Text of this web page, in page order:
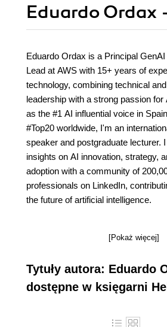
Eduardo Ordax
Eduardo Ordax is a Principal
Lead at AWS with 15+ years of
technology, combining technical
leadership with a strong passion for
as the #1 AI influential voice in
#Top20 worldwide, I'm an
speaker and postgraduate lecturer.
insights on AI innovation, strategy,
adoption with a community of
professionals on LinkedIn,
the future of artificial intelligence.
[Pokaż więcej]
Tytuły autora: Eduardo
dostępne w księgarni